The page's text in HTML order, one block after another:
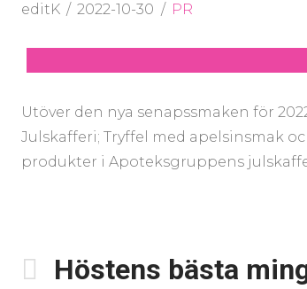
editK 2022-10-30 PR
Utöver den nya senapssmaken för
Julskafferi; Tryffel med apelsinsmak
produkter i Apoteksgruppens
Höstens bästa